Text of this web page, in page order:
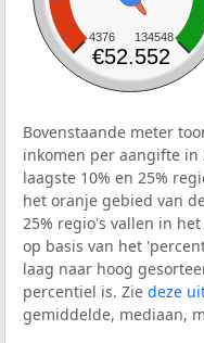
4376 134548
€52.552
Bovenstaande meter
inkomen per aangifte in
laagste 10% en 25%
het oranje gebied van
25% regio's vallen in
op basis van het
laag naar hoog
percentiel is. Zie deze
gemiddelde, mediaan,